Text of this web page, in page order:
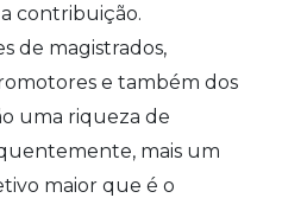
contribuição.
de magistrados,
e também dos
uma riqueza de
mais um
maior que é o